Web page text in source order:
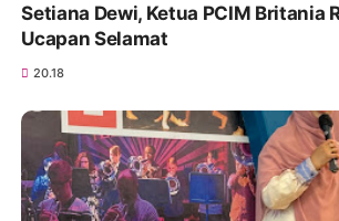
Setiana Dewi, Ketua PCIM Britania
Ucapan Selamat
20.18